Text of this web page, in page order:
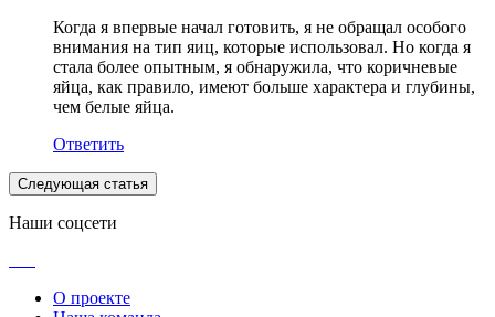
Когда я впервые начал готовить, я не обращал особого
внимания на тип яиц, которые использовал. Но когда я
стала более опытным, я обнаружила, что коричневые
яйца, как правило, имеют больше характера и глубины,
чем белые яйца.
Ответить
Следующая статья
Наши соцсети
О проекте